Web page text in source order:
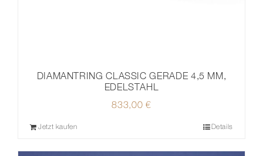
DIAMANTRING CLASSIC GERADE 4,5 MM,
EDELSTAHL
833,00 €
Jetzt kaufen Details